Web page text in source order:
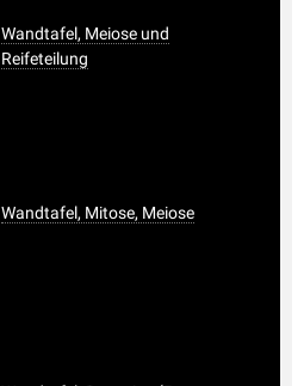
Wandtafel, Meiose und
Reifeteilung
Wandtafel, Mitose, Meiose